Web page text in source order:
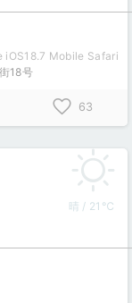
iOS18.7 Mobile Safari
18号
63
晴 / 21℃